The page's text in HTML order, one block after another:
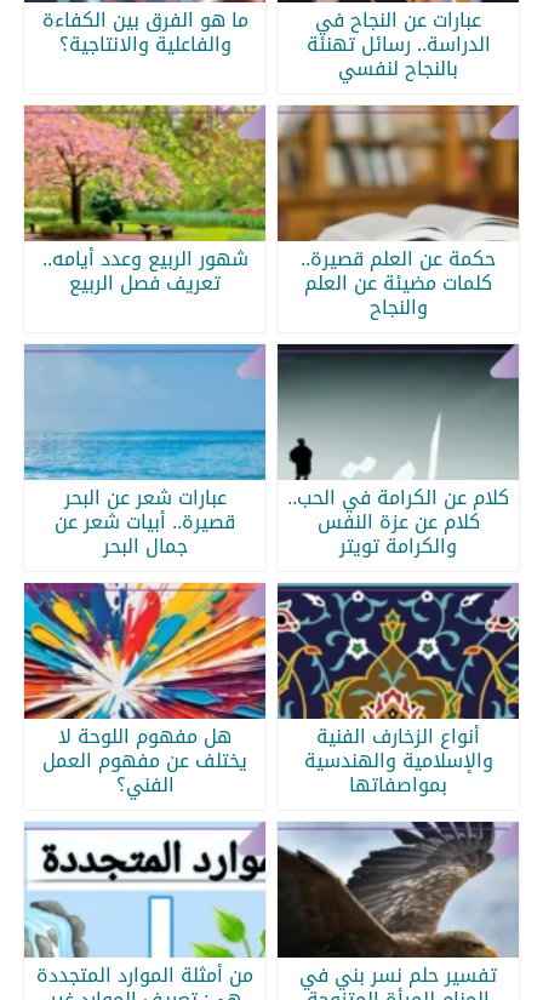
عبارات عن النجاح في
الدراسة.. رسائل تهنئة
بالنجاح لنفسي
ما هو الفرق بين الكفاءة
والفاعلية والانتاجية؟
حكمة عن العلم قصيرة..
كلمات مضيئة عن العلم
والنجاح
شهور الربيع وعدد أيامه..
تعريف فصل الربيع
كلام عن الكرامة في الحب..
كلام عن عزة النفس
والكرامة تويتر
عبارات شعر عن البحر
قصيرة.. أبيات شعر عن
جمال البحر
أنواع الزخارف الفنية
والإسلامية والهندسية
بمواصفاتها
هل مفهوم اللوحة لا
يختلف عن مفهوم العمل
الفني؟
تفسير حلم نسر بني في من أمثلة الموارد المتجددة